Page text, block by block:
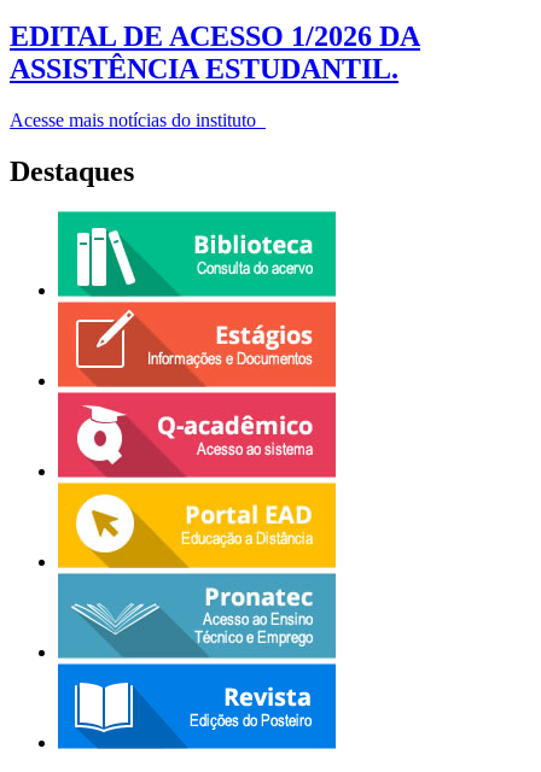
EDITAL DE ACESSO 1/2026 DA
ASSISTÊNCIA ESTUDANTIL.
Acesse mais notícias do instituto
Destaques